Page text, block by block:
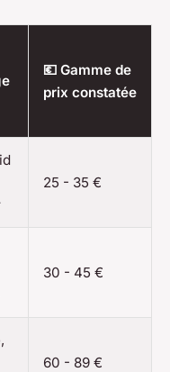
💶 Gamme de
prix constatée
25 - 35 €
30 - 45 €
60 - 89 €